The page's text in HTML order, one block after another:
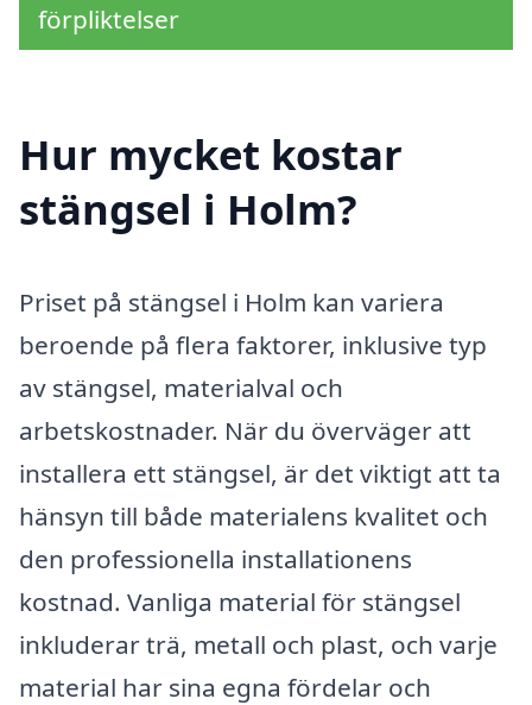
förpliktelser
Hur mycket kostar
stängsel i Holm?
Priset på stängsel i Holm kan variera
beroende på flera faktorer, inklusive typ
av stängsel, materialval och
arbetskostnader. När du överväger att
installera ett stängsel, är det viktigt att ta
hänsyn till både materialens kvalitet och
den professionella installationens
kostnad. Vanliga material för stängsel
inkluderar trä, metall och plast, och varje
material har sina egna fördelar och